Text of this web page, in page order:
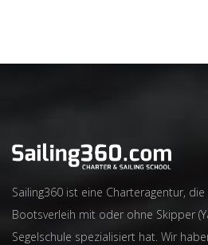
Sailing360 ist eine Charteragentur,
Bootsverleih mit oder ohne Skipper
Segelschule spezialisiert hat. Wir